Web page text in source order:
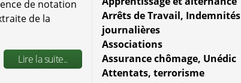
de notation
de la
Lire la suite..
Arrêts de Travail, Indemnités
journalières
Associations
Assurance chômage, Unédic
Attentats, terrorisme